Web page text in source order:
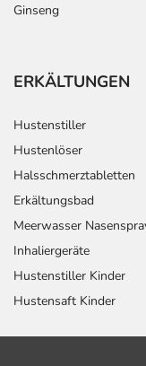
Ginseng
ERKÄLTUNGEN
Hustenstiller
Hustenlöser
Halsschmerztabletten
Erkältungsbad
Meerwasser
Inhaliergeräte
Hustenstiller Kinder
Hustensaft Kinder